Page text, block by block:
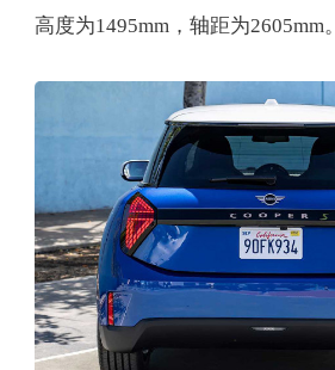
高度为1495mm，轴距为2605mm。